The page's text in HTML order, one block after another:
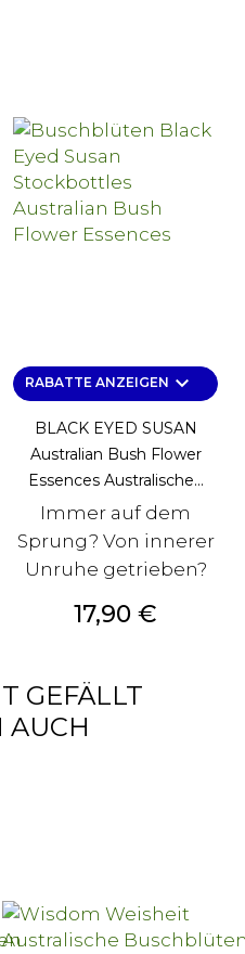
RABATTE ANZEIGEN keyboard_arrow_down
BLACK EYED SUSAN
Australian Bush Flower
Essences Australische...
Immer auf dem
Sprung? Von innerer
Unruhe getrieben?
Preis
17,90 €
GEFÄLLT
AUCH